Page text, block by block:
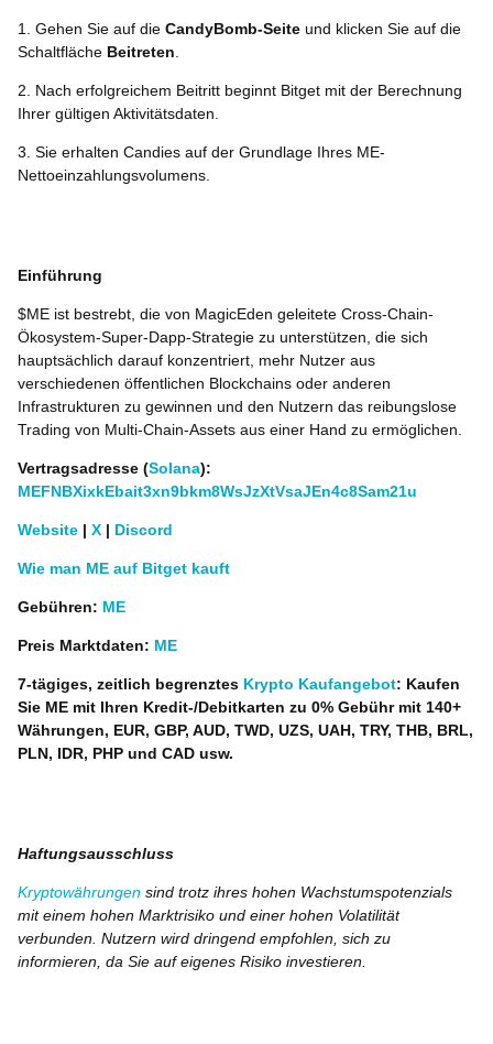
1. Gehen Sie auf die CandyBomb-Seite und klicken Sie auf die
Schaltfläche Beitreten
2. Nach erfolgreichem Beitritt beginnt Bitget mit der Berechnung
Ihrer gültigen Aktivitätsdaten.
3. Sie erhalten Candies auf der Grundlage Ihres ME-
Nettoeinzahlungsvolumens.
Einführung
$ME ist bestrebt, die von MagicEden geleitete Cross-Chain-
Ökosystem-Super-Dapp-Strategie zu unterstützen, die sich
hauptsächlich darauf konzentriert, mehr Nutzer aus
verschiedenen öffentlichen Blockchains oder anderen
Infrastrukturen zu gewinnen und den Nutzern das reibungslose
Trading von Multi-Chain-Assets aus einer Hand zu ermöglichen.
Vertragsadresse (Solana):
MEFNBXixkEbait3xn9bkm8WsJzXtVsaJEn4c8Sam21u
Website | X | Discord
Wie man ME auf Bitget kauft
Gebühren: ME
Preis Marktdaten: ME
7-tägiges, zeitlich begrenztes Krypto Kaufangebot: Kaufen
Sie ME mit Ihren Kredit-/Debitkarten zu 0% Gebühr mit 140+
Währungen, EUR, GBP, AUD, TWD, UZS, UAH, TRY, THB, BRL,
PLN, IDR, PHP und CAD usw.
Haftungsausschluss
Kryptowährungen sind trotz ihres hohen Wachstumspotenzials
mit einem hohen Marktrisiko und einer hohen Volatilität
verbunden. Nutzern wird dringend empfohlen, sich zu
informieren, da Sie auf eigenes Risiko investieren.